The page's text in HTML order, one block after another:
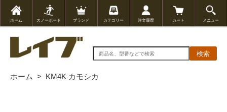
ホーム スノーボード ブランド カテゴリー 注文履歴 カート メニュー
検索
ホーム > KM4K カモシカ